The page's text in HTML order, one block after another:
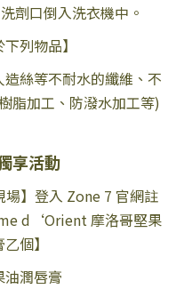
劑口倒入洗衣機中。
列物品】
絲等不耐水的纖維、不
脂加工、防潑水加工等)
享活動
場】登入 Zone 7 官網註
d‘Orient 摩洛哥堅果
個】
潤唇膏